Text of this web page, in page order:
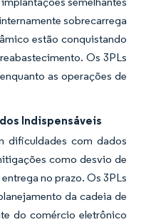
sobrecarrega
estão conquistando
Os 3PLs
as operações de
Indispensáveis
dificuldades com dados
como desvio de
no prazo. Os 3PLs
da cadeia de
do comércio eletrônico